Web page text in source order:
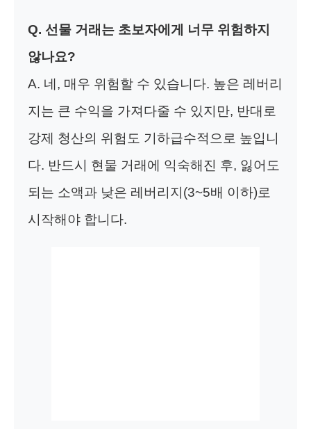
Q. 선물 거래는 초보자에게 너무 위험하지
않나요?
A. 네, 매우 위험할 수 있습니다. 높은 레버리
지는 큰 수익을 가져다줄 수 있지만, 반대로
강제 청산의 위험도 기하급수적으로 높입니
다. 반드시 현물 거래에 익숙해진 후, 잃어도
되는 소액과 낮은 레버리지(3~5배 이하)로
시작해야 합니다.